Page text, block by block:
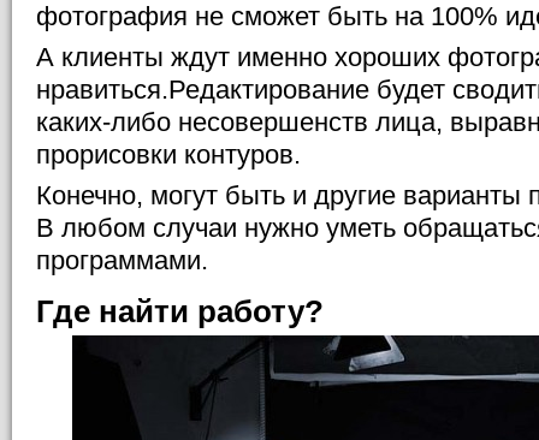
фотография не сможет быть на 100%
А клиенты ждут именно хороших
нравиться.Редактирование будет
каких-либо несовершенств лица,
прорисовки контуров.
Конечно, могут быть и другие варианты
В любом случаи нужно уметь
программами.
Где найти работу?